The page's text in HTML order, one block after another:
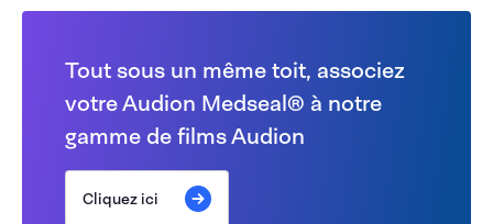
Tout sous un même toit, associez
votre Audion Medseal® à notre
gamme de films Audion
Cliquez ici